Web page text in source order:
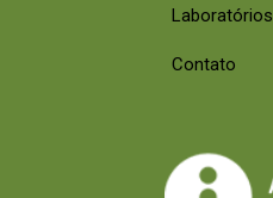
Laboratórios
Contato